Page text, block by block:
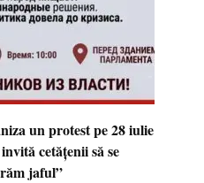
un protest pe 28 iulie
cetățenii să se
jaful”